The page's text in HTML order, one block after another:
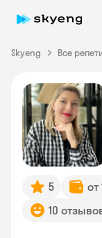
Skyeng Все
5 от
10
Skyeng Chat
online